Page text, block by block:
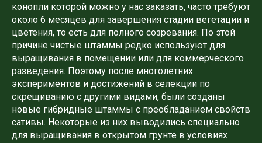
конопли которой можно у нас заказать, часто требуют
около 6 месяцев для завершения стадии вегетации и
цветения, то есть для полного созревания. По этой
причине чистые штаммы редко используют для
выращивания в помещении или для коммерческого
разведения. Поэтому после многолетних
экспериментов и достижений в селекции по
скрещиванию с другими видами, были созданы
новые гибридные штаммы с преобладанием свойств
сативы. Некоторые из них выводились специально
для выращивания в открытом грунте в условиях